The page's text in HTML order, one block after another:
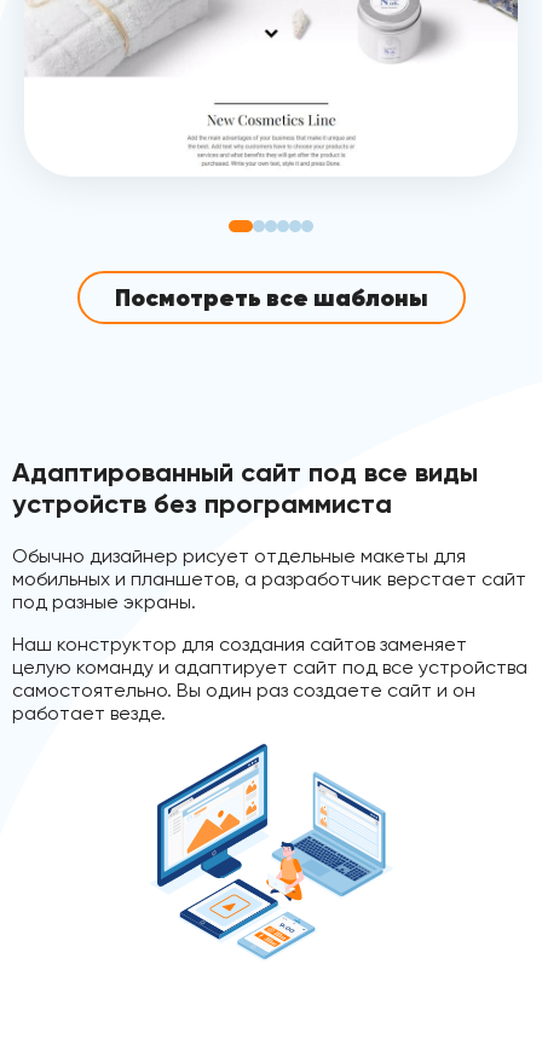
Посмотреть все шаблоны
Адаптированный сайт под все виды
устройств без программиста
Обычно дизайнер рисует отдельные макеты для
мобильных и планшетов, а разработчик верстает сайт
под разные экраны.
Наш конструктор для создания сайтов заменяет
целую команду и адаптирует сайт под все устройства
самостоятельно. Вы один раз создаете сайт и он
работает везде.